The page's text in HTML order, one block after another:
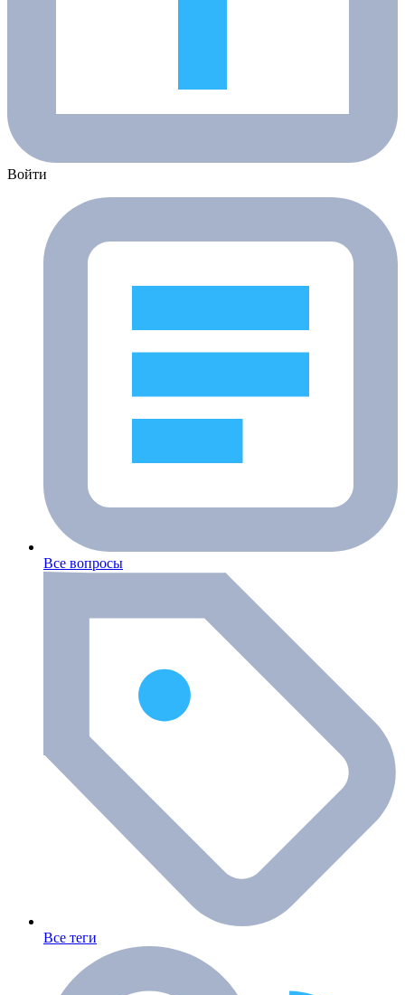
Войти
Все вопросы
Все теги